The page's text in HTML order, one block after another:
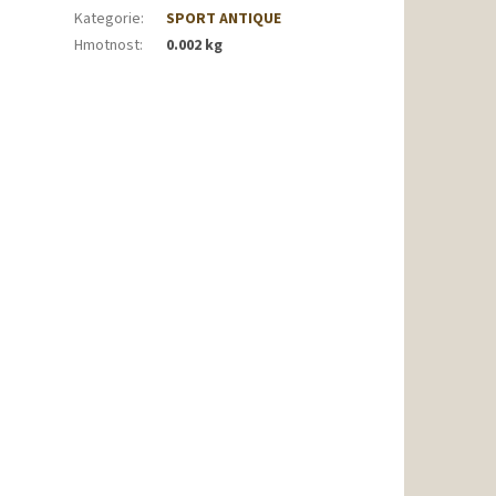
Kategorie:
SPORT ANTIQUE
Hmotnost: 0.002 kg